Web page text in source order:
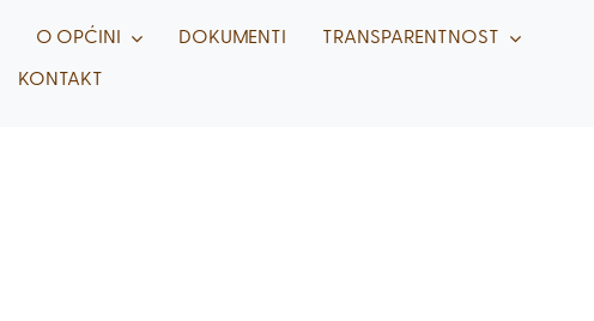
O OPĆINI DOKUMENTI TRANSPARENTNOST
KONTAKT